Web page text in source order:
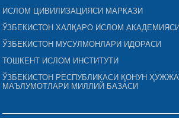
ИСЛОМ ЦИВИЛИЗАЦИЯСИ МАРКАЗИ
ЎЗБЕКИСТОН ХАЛҚАРО ИСЛОМ АКАДЕМИЯСИ
ЎЗБЕКИСТОН МУСУЛМОНЛАРИ ИДОРАСИ
ТОШКЕНТ ИСЛОМ ИНСТИТУТИ
ЎЗБЕКИСТОН РЕСПУБЛИКАСИ ҚОНУН
МАЪЛУМОТЛАРИ МИЛЛИЙ БАЗАСИ